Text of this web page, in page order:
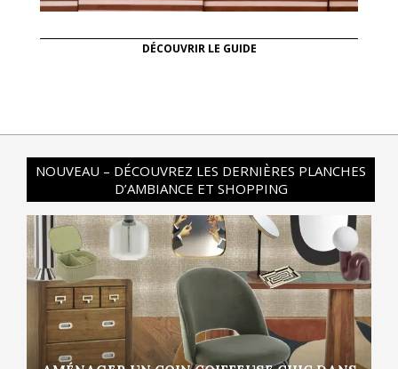
DÉCOUVRIR LE GUIDE
NOUVEAU – DÉCOUVREZ LES DERNIÈRES PLANCHES
D’AMBIANCE ET SHOPPING